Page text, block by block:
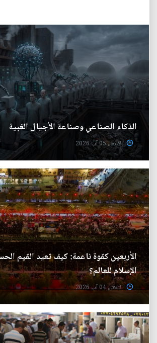
الذكاء الصناعي وصناعة الأجيال الغبية
الأربعاء 05 آب 2026
الأربعين كقوة ناعمة: كيف تعيد القيم
الإسلام للعالم؟
الثلاثاء 04 آب 2026